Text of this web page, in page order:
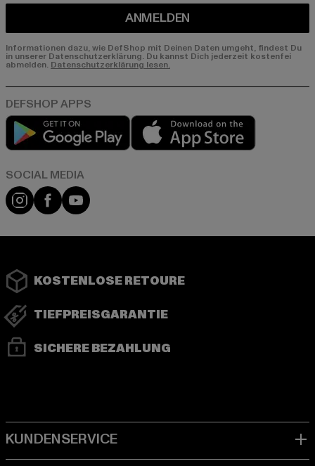
ANMELDEN
Informationen dazu, wie DefShop mit Deinen Daten umgeht, findest Du
in unserer Datenschutzerklärung. Du kannst Dich jederzeit kostenfei
abmelden. Datenschutzerklärung lesen.
Play market
Instagram
FacebookYouTube
KOSTENLOSE RETOURE
TIEFPREISGARANTIE
SICHERE BEZAHLUNG